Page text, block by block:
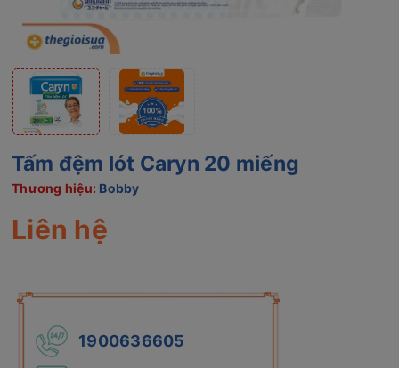
Tấm đệm lót Caryn 20 miếng
Thương hiệu: Bobby
Liên hệ
1900636605